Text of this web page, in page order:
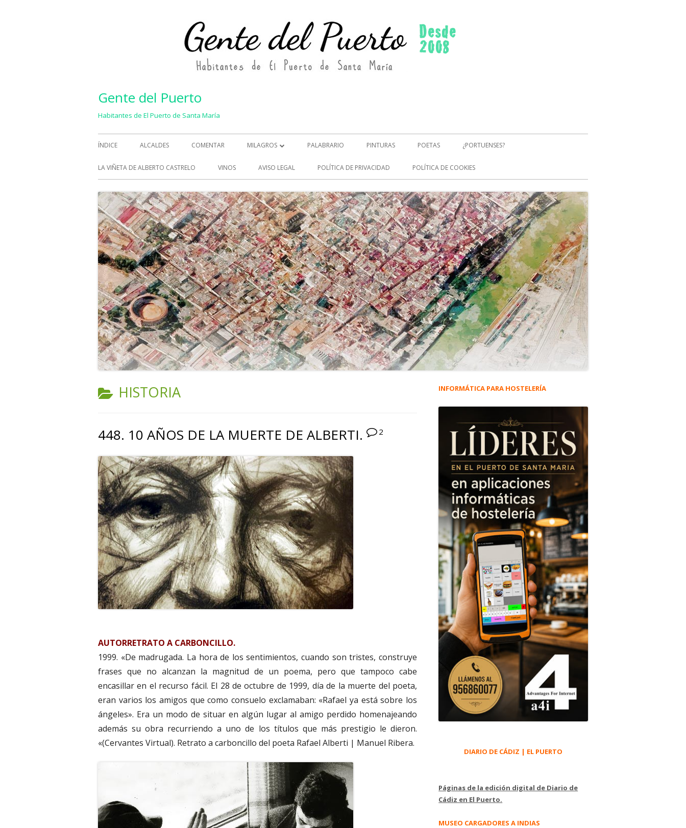
Gente del Puerto
Habitantes de El Puerto de Santa María
Menú
principal
ÍNDICE ALCALDES COMENTAR MILAGROS
MILAGROS (2)
PALABRARIO PINTURAS POETAS ¿PORTUENSES?
LA VIÑETA DE ALBERTO CASTRELO VINOS AVISO LEGAL POLÍTICA DE PRIVACIDAD POLÍTICA DE COOKIES
CATEGORÍA:
HISTORIA
448. 10 AÑOS DE LA MUERTE DE ALBERTI. 2
AUTORRETRATO A CARBONCILLO.
1999. «De madrugada. La hora de los sentimientos, cuando son tristes, construye
frases que no alcanzan la magnitud de un poema, pero que tampoco cabe
encasillar en el recurso fácil. El 28 de octubre de 1999, día de la muerte del poeta,
eran varios los amigos que como consuelo exclamaban: «Rafael ya está sobre los
ángeles». Era un modo de situar en algún lugar al amigo perdido homenajeando
además su obra recurriendo a uno de los títulos que más prestigio le dieron.
«(Cervantes Virtual). Retrato a carboncillo del poeta Rafael Alberti | Manuel Ribera.
Barra
principal
INFORMÁTICA PARA HOSTELERÍA
DIARIO DE CÁDIZ | EL PUERTO
Páginas de la edición digital de Diario de
Cádiz en El Puerto.
MUSEO CARGADORES A INDIAS